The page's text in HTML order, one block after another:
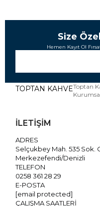
Size
Hemen Kayıt Ol
TOPTAN KAHVEToptan
İLETİŞİM
ADRES
Selçukbey Mah. 535 Sok.
Merkezefendi/Denizli
TELEFON
0258 361 28 29
E-POSTA
[email protected]
ÇALIŞMA SAATLERİ